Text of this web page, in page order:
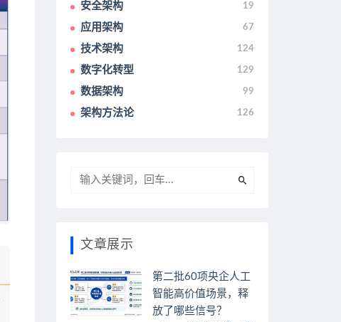
安全架构 19
应用架构 67
技术架构 124
数字化转型 129
数据架构 99
架构方法论 126
文章展示
第二批60项央企人工
智能高价值场景，释
放了哪些信号？